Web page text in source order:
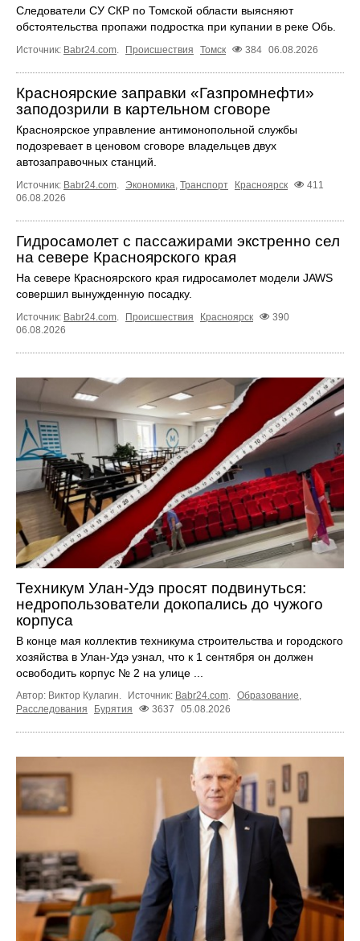
Следователи СУ СКР по Томской области выясняют
обстоятельства пропажи подростка при купании в реке Обь.
Источник: Babr24.com. Происшествия Томск 384 06.08.2026
Красноярские заправки «Газпромнефти»
заподозрили в картельном сговоре
Красноярское управление антимонопольной службы
подозревает в ценовом сговоре владельцев двух
автозаправочных станций.
Источник: Babr24.com. Экономика, Транспорт Красноярск
411
06.08.2026
Гидросамолет с пассажирами экстренно сел
на севере Красноярского края
На севере Красноярского края гидросамолет модели JAWS
совершил вынужденную посадку.
Источник: Babr24.com. Происшествия Красноярск
390
06.08.2026
Техникум Улан-Удэ просят подвинуться:
недропользователи докопались до чужого
корпуса
В конце мая коллектив техникума строительства и городского
хозяйства в Улан-Удэ узнал, что к 1 сентября он должен
освободить корпус № 2 на улице ...
Автор: Виктор Кулагин. Источник: Babr24.com. Образование,
Расследования
Бурятия 3637 05.08.2026